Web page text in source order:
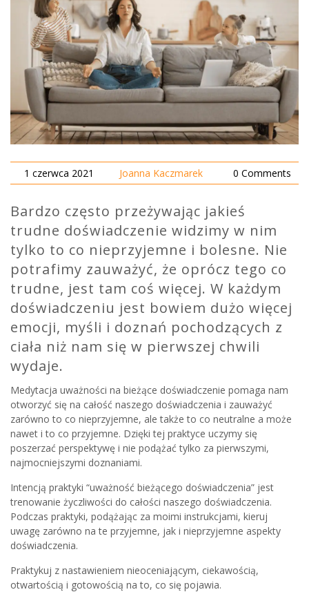
1 czerwca 2021 Joanna Kaczmarek 0 Comments
Bardzo często przeżywając jakieś
trudne doświadczenie widzimy w nim
tylko to co nieprzyjemne i bolesne. Nie
potrafimy zauważyć, że oprócz tego co
trudne, jest tam coś więcej. W każdym
doświadczeniu jest bowiem dużo więcej
emocji, myśli i doznań pochodzących z
ciała niż nam się w pierwszej chwili
wydaje.
Medytacja uważności na bieżące doświadczenie pomaga nam
otworzyć się na całość naszego doświadczenia i zauważyć
zarówno to co nieprzyjemne, ale także to co neutralne a może
nawet i to co przyjemne. Dzięki tej praktyce uczymy się
poszerzać perspektywę i nie podążać tylko za pierwszymi,
najmocniejszymi doznaniami.
Intencją praktyki “uważność bieżącego doświadczenia” jest
trenowanie życzliwości do całości naszego doświadczenia.
Podczas praktyki, podążając za moimi instrukcjami, kieruj
uwagę zarówno na te przyjemne, jak i nieprzyjemne aspekty
doświadczenia.
Praktykuj z nastawieniem nieoceniającym, ciekawością,
otwartością i gotowością na to, co się pojawia.